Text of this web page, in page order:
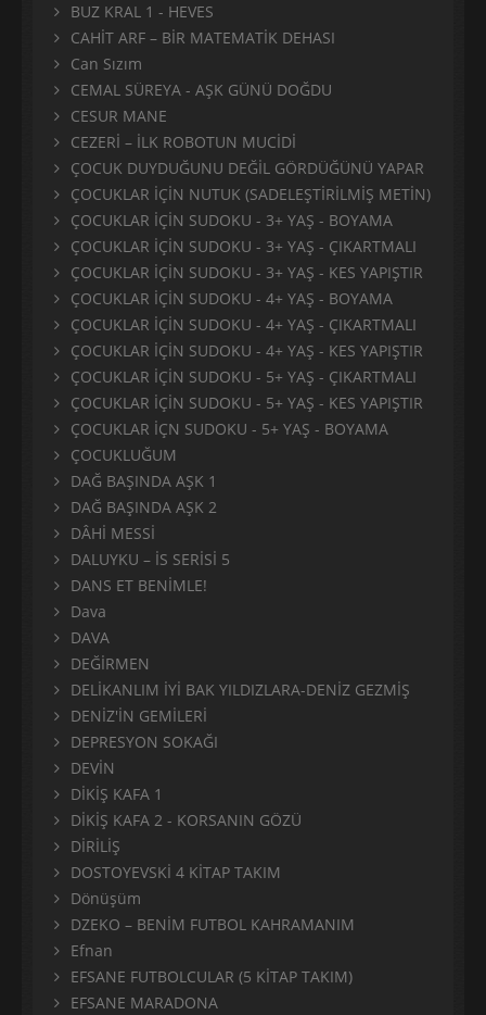
BUZ KRAL 1 - HEVES
CAHİT ARF – BİR MATEMATİK DEHASI
Can Sızım
CEMAL SÜREYA - AŞK GÜNÜ DOĞDU
CESUR MANE
CEZERİ – İLK ROBOTUN MUCİDİ
ÇOCUK DUYDUĞUNU DEĞİL GÖRDÜĞÜNÜ YAPAR
ÇOCUKLAR İÇİN NUTUK (SADELEŞTİRİLMİŞ METİN)
ÇOCUKLAR İÇİN SUDOKU - 3+ YAŞ - BOYAMA
ÇOCUKLAR İÇİN SUDOKU - 3+ YAŞ - ÇIKARTMALI
ÇOCUKLAR İÇİN SUDOKU - 3+ YAŞ - KES YAPIŞTIR
ÇOCUKLAR İÇİN SUDOKU - 4+ YAŞ - BOYAMA
ÇOCUKLAR İÇİN SUDOKU - 4+ YAŞ - ÇIKARTMALI
ÇOCUKLAR İÇİN SUDOKU - 4+ YAŞ - KES YAPIŞTIR
ÇOCUKLAR İÇİN SUDOKU - 5+ YAŞ - ÇIKARTMALI
ÇOCUKLAR İÇİN SUDOKU - 5+ YAŞ - KES YAPIŞTIR
ÇOCUKLAR İÇN SUDOKU - 5+ YAŞ - BOYAMA
ÇOCUKLUĞUM
DAĞ BAŞINDA AŞK 1
DAĞ BAŞINDA AŞK 2
DÂHİ MESSİ
DALUYKU – İS SERİSİ 5
DANS ET BENİMLE!
Dava
DAVA
DEĞİRMEN
DELİKANLIM İYİ BAK YILDIZLARA-DENİZ GEZMİŞ
DENİZ'İN GEMİLERİ
DEPRESYON SOKAĞI
DEVİN
DİKİŞ KAFA 1
DİKİŞ KAFA 2 - KORSANIN GÖZÜ
DİRİLİŞ
DOSTOYEVSKİ 4 KİTAP TAKIM
Dönüşüm
DZEKO – BENİM FUTBOL KAHRAMANIM
Efnan
EFSANE FUTBOLCULAR (5 KİTAP TAKIM)
EFSANE MARADONA